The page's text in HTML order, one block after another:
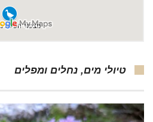
טיולי מים, נחלים ומפלים